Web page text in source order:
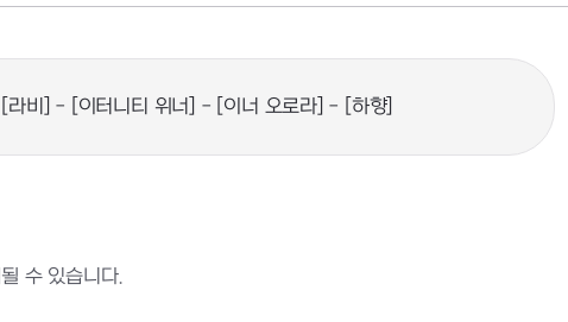
라비] - [이터니티 위너] - [이너 오로라] - [하향]
수 있습니다.